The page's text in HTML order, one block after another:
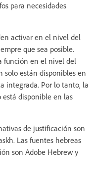
para necesidades
activar en el nivel del
que sea posible.
función en el nivel del
solo están disponibles en
integrada. Por lo tanto, la
está disponible en las
de justificación son
Las fuentes hebreas
son Adobe Hebrew y